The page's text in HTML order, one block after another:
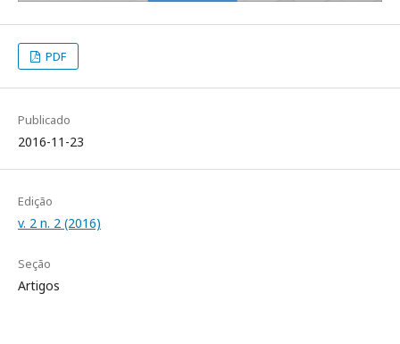
PDF
Publicado
2016-11-23
Edição
v. 2 n. 2 (2016)
Seção
Artigos